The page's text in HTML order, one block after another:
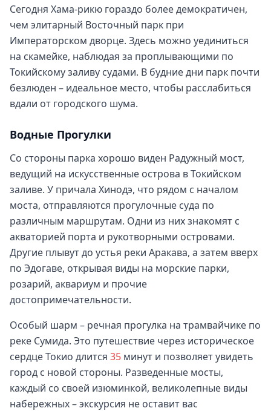
Сегодня Хама-рикю гораздо более демократичен,
чем элитарный Восточный парк при
Императорском дворце. Здесь можно уединиться
на скамейке, наблюдая за проплывающими по
Токийскому заливу судами. В будние дни парк почти
безлюден – идеальное место, чтобы расслабиться
вдали от городского шума.
Водные Прогулки
Со стороны парка хорошо виден Радужный мост,
ведущий на искусственные острова в Токийском
заливе. У причала Хинодэ, что рядом с началом
моста, отправляются прогулочные суда по
различным маршрутам. Одни из них знакомят с
акваторией порта и рукотворными островами.
Другие плывут до устья реки Аракава, а затем вверх
по Эдогаве, открывая виды на морские парки,
розарий, аквариум и прочие
достопримечательности.
Особый шарм – речная прогулка на трамвайчике по
реке Сумида. Это путешествие через историческое
сердце Токио длится 35 минут и позволяет увидеть
город с новой стороны. Разведенные мосты,
каждый со своей изюминкой, великолепные виды
набережных – экскурсия не оставит вас